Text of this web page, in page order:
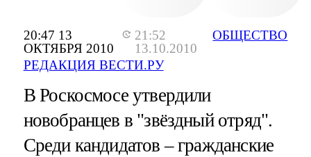
20:47 13
ОКТЯБРЯ 2010
21:52
13.10.2010
РЕДАКЦИЯ ВЕСТИ.РУ
ОБЩЕСТВО
В Роскосмосе утвердили
новобранцев в "звёздный отряд".
Среди кандидатов – гражданские